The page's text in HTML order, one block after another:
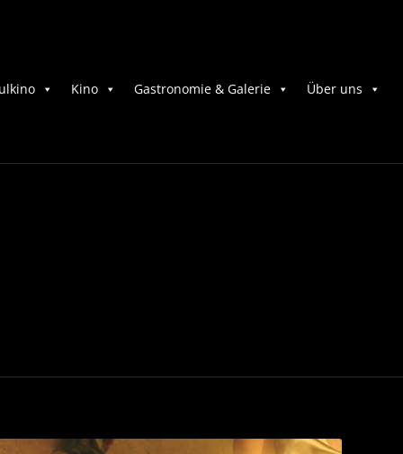
Kino Gastronomie & Galerie Über uns